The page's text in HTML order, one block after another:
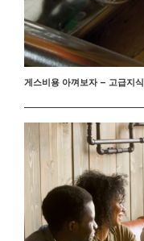
게스비용 아껴보자 – 고급지식